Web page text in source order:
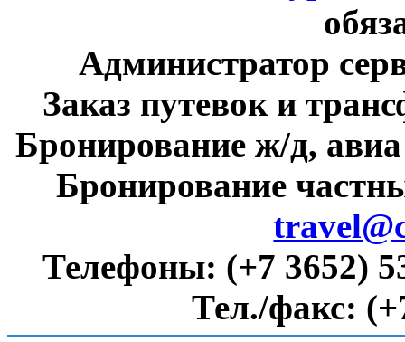
Администратор
Заказ путевок и
Бронирование ж/д,
Бронирование
Телефоны: (+7 3652)
Тел./факс: